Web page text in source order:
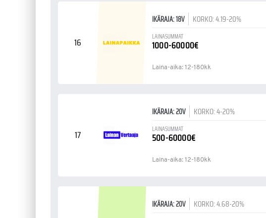
16
IKÄRAJA: 18V KORKO: 4.19-20%
LAINASUMMAT
1000-60000€
Laina-aika: 12-180kk
17
IKÄRAJA: 20V KORKO: 4-20%
LAINASUMMAT
500-60000€
Laina-aika: 12-180kk
IKÄRAJA: 20V KORKO: 4.68-20%